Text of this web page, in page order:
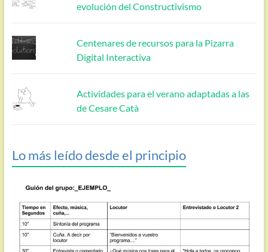
evolución del Constructivismo
Centenares de recursos para la Pizarra
Digital Interactiva
Actividades para el verano adaptadas a las
de Cesare Catà
Lo más leído desde el principio